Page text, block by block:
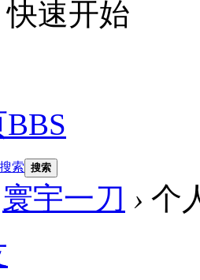
速开始
BBS
搜索 搜索
寰宇一刀 › 个